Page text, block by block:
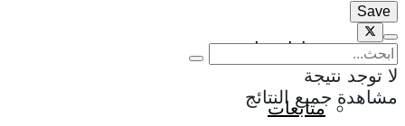
قراءات تاريخية
متابعات
لا توجد نتيجة
مشاهدة جميع النتائج